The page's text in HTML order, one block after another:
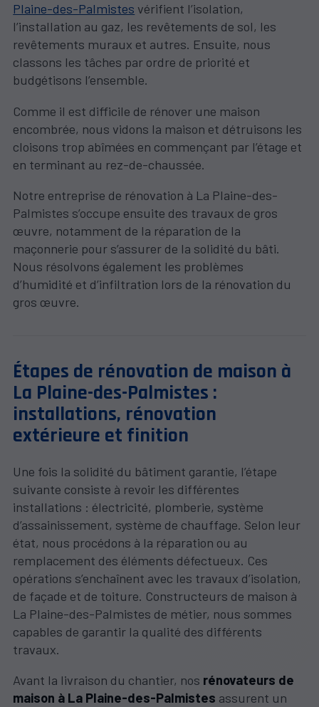
Plaine-des-Palmistes vérifient l’isolation,
l’installation au gaz, les revêtements de sol, les
revêtements muraux et autres. Ensuite, nous
classons les tâches par ordre de priorité et
budgétisons l’ensemble.
Comme il est difficile de rénover une maison
encombrée, nous vidons la maison et détruisons les
cloisons trop abîmées en commençant par l’étage et
en terminant au rez-de-chaussée.
Notre entreprise de rénovation à La Plaine-des-
Palmistes s’occupe ensuite des travaux de gros
œuvre, notamment de la réparation de la
maçonnerie pour s’assurer de la solidité du bâti.
Nous résolvons également les problèmes
d’humidité et d’infiltration lors de la rénovation du
gros œuvre.
Étapes de rénovation de maison à
La Plaine-des-Palmistes :
installations, rénovation
extérieure et finition
Une fois la solidité du bâtiment garantie, l’étape
suivante consiste à revoir les différentes
installations : électricité, plomberie, système
d’assainissement, système de chauffage. Selon leur
état, nous procédons à la réparation ou au
remplacement des éléments défectueux. Ces
opérations s’enchaînent avec les travaux d’isolation,
de façade et de toiture. Constructeurs de maison à
La Plaine-des-Palmistes de métier, nous sommes
capables de garantir la qualité des différents
travaux.
Avant la livraison du chantier, nos rénovateurs de
maison à La Plaine-des-Palmistes assurent un